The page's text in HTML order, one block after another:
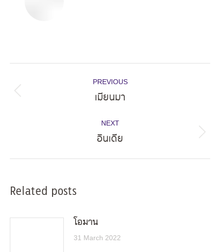
navigation
PREVIOUS
Previous
เมียนมา
NEXT
Next
อินเดีย
Related posts
โอมาน
31 March 2022